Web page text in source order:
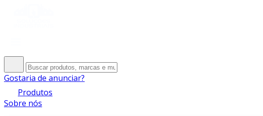
Gostaria de anunciar?
Produtos
Sobre nós